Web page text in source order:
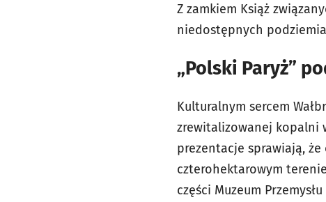
Z zamkiem Książ
niedostępnych
„Polski Paryż”
Kulturalnym sercem
zrewitalizowanej kopalni
prezentacje sprawiają,
czterohektarowym
części Muzeum